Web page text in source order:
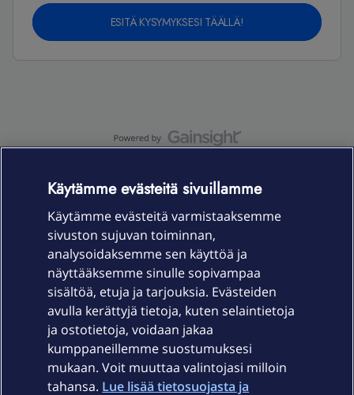
ESITÄ KYSYMYKSESI TÄÄLLÄ!
Laitteet & liittymät
Palvelut
Ajankohtaista
Käytämme evästeitä sivuillamme
Käytämme evästeitä varmistaaksemme
sivuston sujuvan toiminnan,
analysoidaksemme sen käyttöä ja
näyttääksemme sinulle sopivampaa
sisältöä, etuja ja tarjouksia. Evästeiden
avulla kerättyjä tietoja, kuten selaintietoja
ja ostotietoja, voidaan jakaa
kumppaneillemme suostumuksesi
mukaan. Voit muuttaa valintojasi milloin
tahansa. Lue lisää tietosuojasta ja